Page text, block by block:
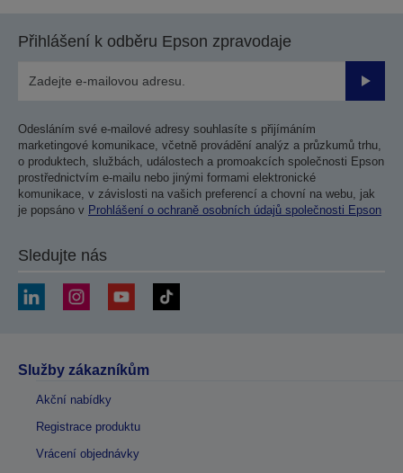
Přihlášení k odběru Epson zpravodaje
Odesláním své e-mailové adresy souhlasíte s přijímáním
marketingové komunikace, včetně provádění analýz a průzkumů trhu,
o produktech, službách, událostech a promoakcích společnosti Epson
prostřednictvím e-mailu nebo jinými formami elektronické
komunikace, v závislosti na vašich preferencí a chovní na webu, jak
je popsáno v Prohlášení o ochraně osobních údajů společnosti Epson
Sledujte nás
Služby zákazníkům
Akční nabídky
Registrace produktu
Vrácení objednávky